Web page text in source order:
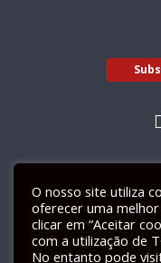
Livro
GALILEU
O nosso site utiliza
oferecer uma
clicar em “Aceitar
com a utilização de
No entanto pode